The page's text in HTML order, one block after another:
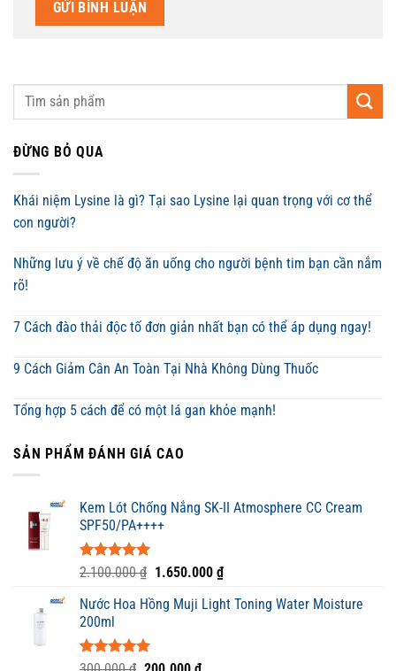
ĐỪNG BỎ QUA
Khái niệm Lysine là gì? Tại sao Lysine lại quan trọng với cơ thể
con người?
Những lưu ý về chế độ ăn uống cho người bệnh tim bạn cần nắm
rõ!
7 Cách đào thải độc tố đơn giản nhất bạn có thể áp dụng ngay!
9 Cách Giảm Cân An Toàn Tại Nhà Không Dùng Thuốc
Tổng hợp 5 cách để có một lá gan khỏe mạnh!
SẢN PHẨM ĐÁNH GIÁ CAO
Kem Lót Chống Nắng SK-II Atmosphere CC Cream
SPF50/PA++++
Được xếp
5 sao
2.100.000₫ Giá
là:
1.650.000 ₫Giá
tại
Nước Hoa Hồng Muji Light Toning Water Moisture
200ml
Được xếp